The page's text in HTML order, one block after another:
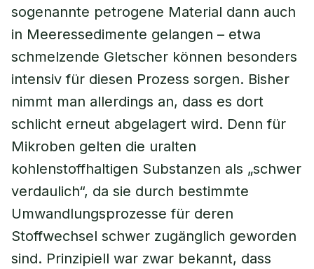
sogenannte petrogene Material dann auch
in Meeressedimente gelangen – etwa
schmelzende Gletscher können besonders
intensiv für diesen Prozess sorgen. Bisher
nimmt man allerdings an, dass es dort
schlicht erneut abgelagert wird. Denn für
Mikroben gelten die uralten
kohlenstoffhaltigen Substanzen als „schwer
verdaulich“, da sie durch bestimmte
Umwandlungsprozesse für deren
Stoffwechsel schwer zugänglich geworden
sind. Prinzipiell war zwar bekannt, dass